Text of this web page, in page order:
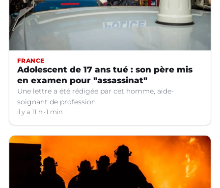
FRANCE
Adolescent de 17 ans tué : son père mis
en examen pour "assassinat"
Une lettre a été rédigée par cet homme, aide-
soignant de profession.
il y a 11 h 1 min